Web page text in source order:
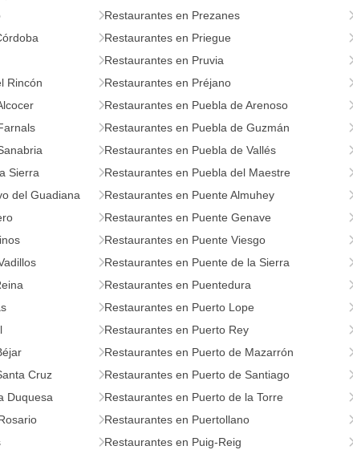
Restaurantes en Prezanes
Restaurantes en Priegue
Restaurantes en Pruvia
Rincón Restaurantes en Préjano
Restaurantes en Puebla de Arenoso
Restaurantes en Puebla de Guzmán
Restaurantes en Puebla de Vallés
Sierra Restaurantes en Puebla del Maestre
del Guadiana Restaurantes en Puente Almuhey
Restaurantes en Puente Genave
Restaurantes en Puente Viesgo
Restaurantes en Puente de la Sierra
Restaurantes en Puentedura
Restaurantes en Puerto Lope
Restaurantes en Puerto Rey
Restaurantes en Puerto de Mazarrón
Cruz Restaurantes en Puerto de Santiago
Duquesa Restaurantes en Puerto de la Torre
Restaurantes en Puertollano
Restaurantes en Puig-Reig